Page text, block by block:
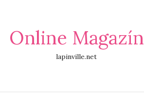
Online Magazín
lapinville.net